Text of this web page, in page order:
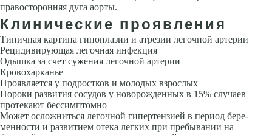
правосто­ронняя дуга аорты.
Клинические проявления
Типичная картина гипоплазии и атрезии легочной артерии
Рецидивирующая легочная инфекция
Одышка за счет сужения легочной артерии
Кровохарканье
Прояв­ляется у подростков и молодых взрослых
Пороки развития сосудов у новорожденных в 15% случаев
протекают бес­симптомно
Может осложниться легочной гипертензией в период бере­
менности и развитием отека легких при пребывании на